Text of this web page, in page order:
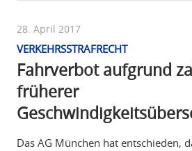
28. April 2017
VERKEHRSSTRAFRECHT
Fahrverbot aufgrund
früherer
Das AG München hat entschieden,